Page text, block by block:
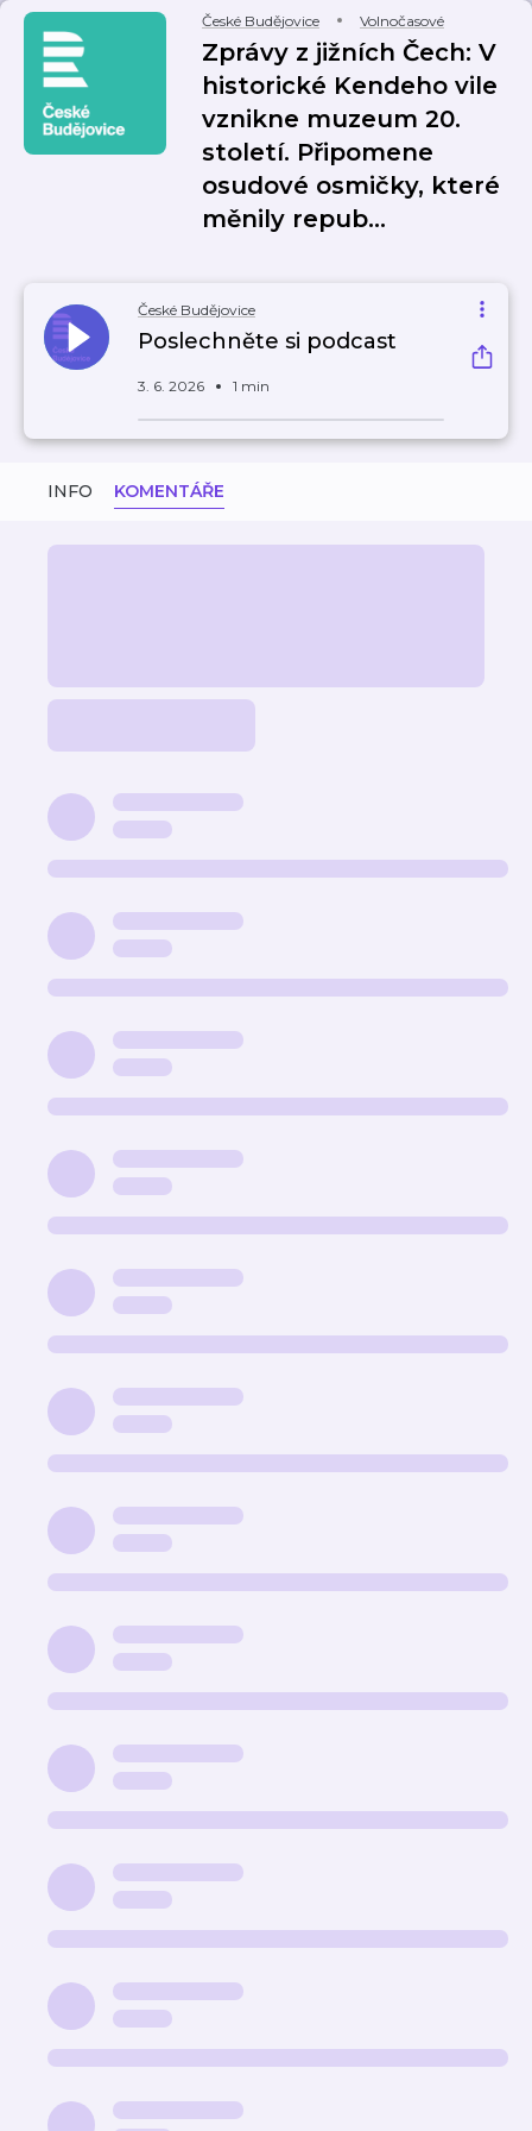
České Budějovice Volnočasové
Zprávy z jižních Čech: V
historické Kendeho vile
vznikne muzeum 20.
století. Připomene
osudové osmičky, které
měnily repub…
České Budějovice
Poslechněte si podcast
3. 6. 2026 1 min
INFO KOMENTÁŘE